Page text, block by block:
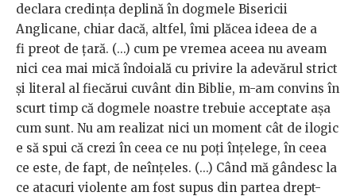
declara credinţa deplină în dogmele Bisericii
Anglicane, chiar dacă, altfel, îmi plăcea ideea de a
fi preot de ţară. (...) cum pe vremea aceea nu aveam
nici cea mai mică îndoială cu privire la adevărul strict
şi literal al fiecărui cuvânt din Biblie, m-am convins în
scurt timp că dogmele noastre trebuie acceptate aşa
cum sunt. Nu am realizat nici un moment cât de ilogic
e să spui că crezi în ceea ce nu poţi înţelege, în ceea
ce este, de fapt, de neînţeles. (...) Când mă gândesc la
ce atacuri violente am fost supus din partea drept-